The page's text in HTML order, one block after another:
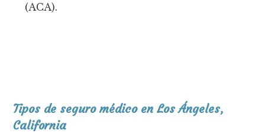
(ACA).
Tipos de seguro médico en Los Ángeles,
California